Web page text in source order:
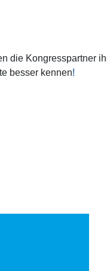
die Kongresspartner
besser kennen!